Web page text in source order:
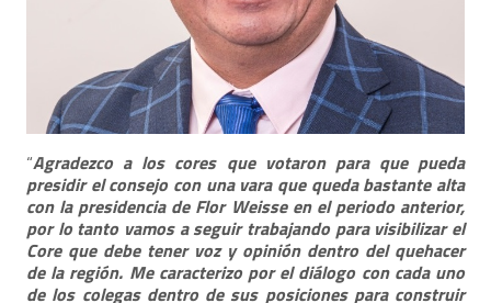
“Agradezco a los cores que votaron para que pueda
presidir el consejo con una vara que queda bastante alta
con la presidencia de Flor Weisse en el periodo anterior,
por lo tanto vamos a seguir trabajando para visibilizar el
Core que debe tener voz y opinión dentro del quehacer
de la región. Me caracterizo por el diálogo con cada uno
de los colegas dentro de sus posiciones para construir